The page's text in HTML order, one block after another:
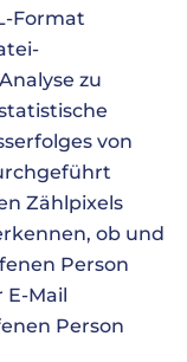
Format
zu
von
Zählpixels
ob und
Person
Mail
Person